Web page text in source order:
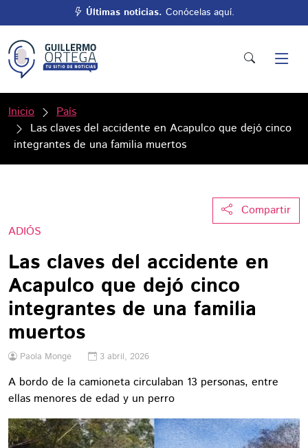
Últimas noticias. Conócelas aquí.
Inicio
País
Las claves del accidente en Acapulco que dejó cinco
integrantes de una familia muertos
Compartir
ADIÓS
Las claves del accidente en
Acapulco que dejó cinco
integrantes de una familia
muertos
Paola Monge 3 abril, 2026
A bordo de la camioneta circulaban 13 personas, entre
ellas menores de edad y un perro